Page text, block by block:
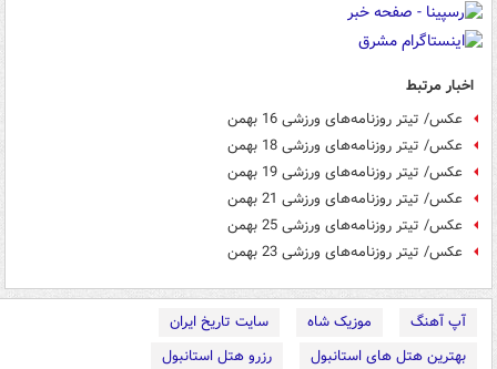
اخبار مرتبط
عکس/ تیتر روزنامه‌های ورزشی 16 بهمن
عکس/ تیتر روزنامه‌های ورزشی 18 بهمن
عکس/ تیتر روزنامه‌های ورزشی 19 بهمن
عکس/ تیتر روزنامه‌های ورزشی 21 بهمن
عکس/ تیتر روزنامه‌های ورزشی 25 بهمن
عکس/ تیتر روزنامه‌های ورزشی 23 بهمن
آپ آهنگ موزیک شاه
سایت تاریخ ایران
بهترین هتل های استانبول
رزرو هتل استانبول